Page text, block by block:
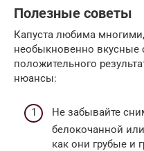
Полезные советы
Капуста любима
необыкновенно вкусные
положительного
нюансы:
Не забывайте
белокочанной
как они грубые и